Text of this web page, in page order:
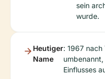
sein
wurde.
Heutiger
Name
: 1967 nach
Einflusses